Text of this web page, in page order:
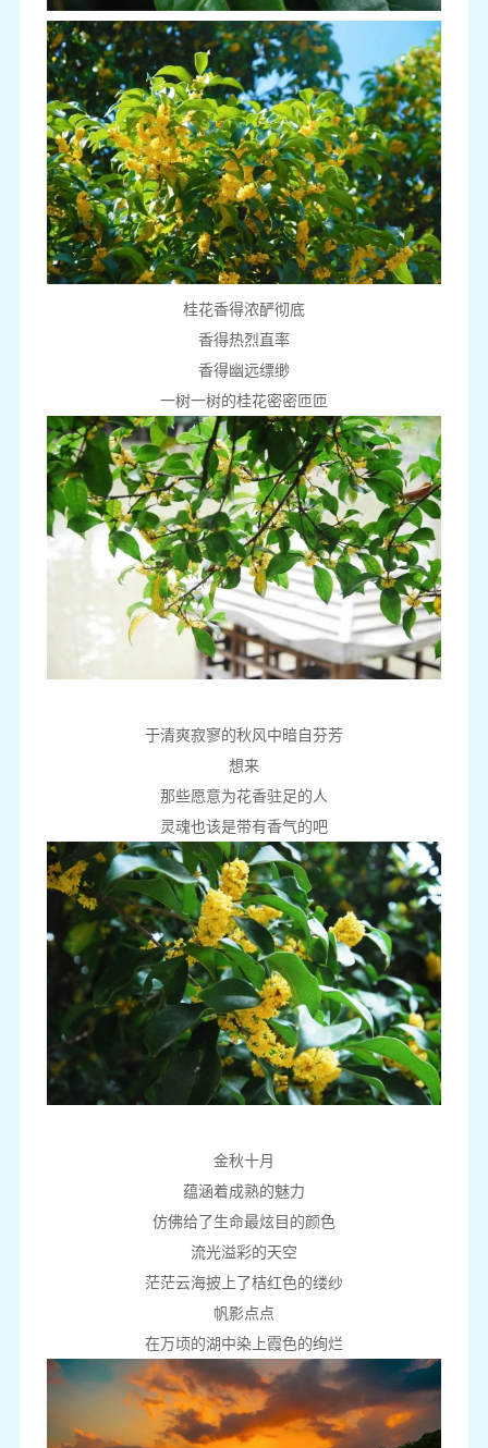
桂花香得浓酽彻底
香得热烈直率
香得幽远缥缈
一树一树的桂花密密匝匝
于清爽寂寥的秋风中暗自芬芳
想来
那些愿意为花香驻足的人
灵魂也该是带有香气的吧
金秋十月
蕴涵着成熟的魅力
仿佛给了生命最炫目的颜色
流光溢彩的天空
茫茫云海披上了桔红色的缕纱
帆影点点
在万顷的湖中染上霞色的绚烂